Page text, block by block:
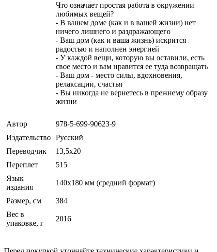
Что означает простая работа в окружении
любимых вещей?
- В вашем доме (как и в вашей жизни) нет
ничего лишнего и раздражающего
- Ваш дом (как и ваша жизнь) искрится
радостью и наполнен энергией
- У каждой вещи, которую вы оставили, есть
свое место и вам нравится ее туда возвращать
- Ваш дом - место силы, вдохновения,
релаксации, счастья
- Вы никогда не вернетесь в прежнему образу
жизни
Автор
978-5-699-90623-9
Издательство Русский
Переводчик
13,5x20
Переплет
515
Язык
издания
140x180 мм (средний формат)
Размер, см
384
Вес в
упаковке, г
2016